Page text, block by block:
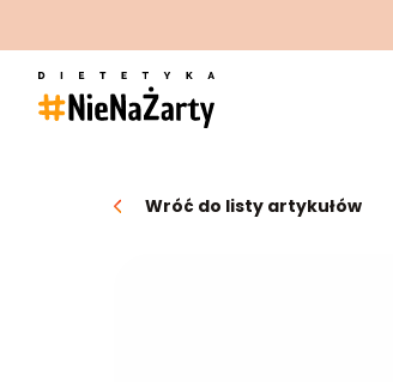
Wróć do listy artykułów